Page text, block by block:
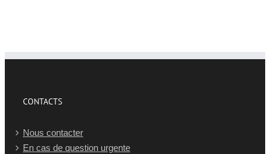
CONTACTS
Nous contacter
En cas de question urgente